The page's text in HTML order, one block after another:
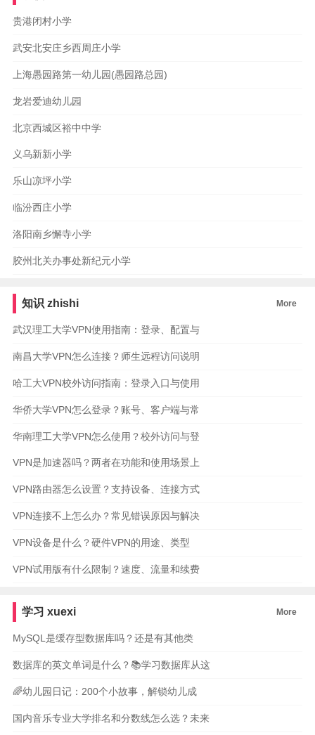
贵港闭村小学
武安北安庄乡西周庄小学
上海愚园路第一幼儿园(愚园路总园)
龙岩爱迪幼儿园
北京西城区裕中中学
义乌新新小学
乐山凉坪小学
临汾西庄小学
洛阳南乡懈寺小学
胶州北关办事处新纪元小学
知识 zhishi More
武汉理工大学VPN使用指南：登录、配置与
南昌大学VPN怎么连接？师生远程访问说明
哈工大VPN校外访问指南：登录入口与使用
华侨大学VPN怎么登录？账号、客户端与常
华南理工大学VPN怎么使用？校外访问与登
VPN是加速器吗？两者在功能和使用场景上
VPN路由器怎么设置？支持设备、连接方式
VPN连接不上怎么办？常见错误原因与解决
VPN设备是什么？硬件VPN的用途、类型
VPN试用版有什么限制？速度、流量和续费
学习 xuexi More
MySQL是缓存型数据库吗？还是有其他类
数据库的英文单词是什么？📚学习数据库从这
🌈幼儿园日记：200个小故事，解锁幼儿成
国内音乐专业大学排名和分数线怎么选？未来